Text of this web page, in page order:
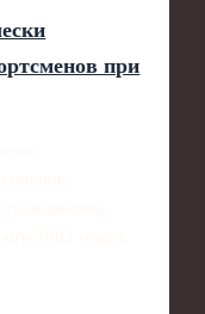
при